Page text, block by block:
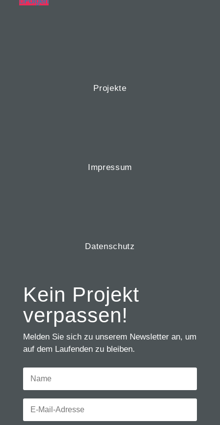
Projekte
Impressum
Datenschutz
Kein Projekt
verpassen!
Melden Sie sich zu unserem Newsletter an, um
auf dem Laufenden zu bleiben.